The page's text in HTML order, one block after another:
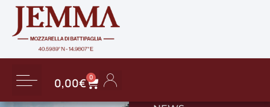
0,00€ 0